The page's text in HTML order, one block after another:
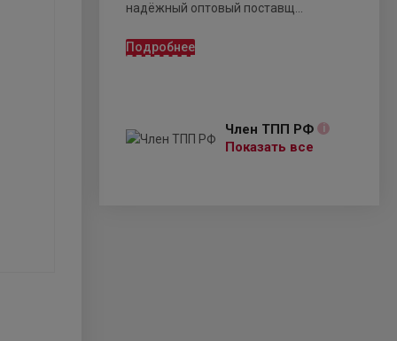
надёжный оптовый поставщ...
Подробнее
Член ТПП РФ i
Показать все